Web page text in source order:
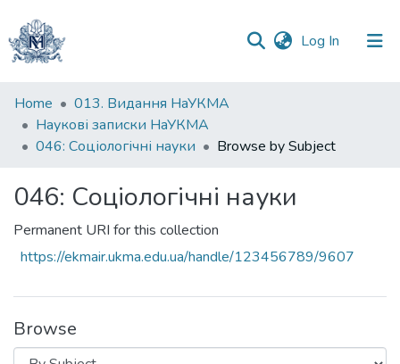
Log In (current)
Communities
&
Collections
Home
013. Видання НаУКМА
Наукові записки НаУКМА
046: Соціологічні науки
Browse by Subject
046: Соціологічні науки
Permanent URI for this collection
https://ekmair.ukma.edu.ua/handle/123456789/9607
Browse